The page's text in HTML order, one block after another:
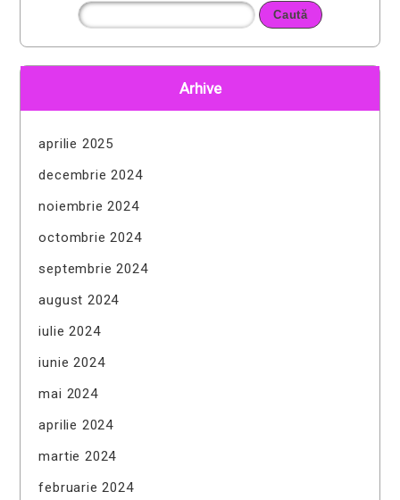
Arhive
aprilie 2025
decembrie 2024
noiembrie 2024
octombrie 2024
septembrie 2024
august 2024
iulie 2024
iunie 2024
mai 2024
aprilie 2024
martie 2024
februarie 2024